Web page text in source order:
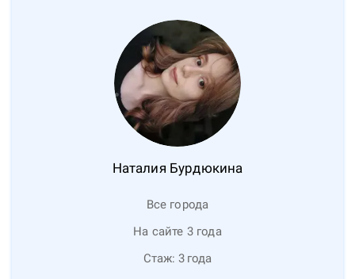
Наталия Бурдюкина
Все города
На сайте 3 года
Стаж: 3 года